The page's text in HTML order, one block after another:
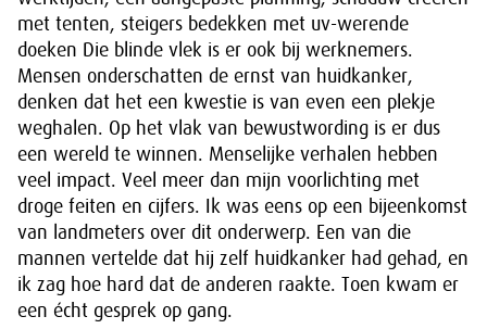
met tenten, steigers bedekken met uv-werende
doeken Die blinde vlek is er ook bij werknemers.
Mensen onderschatten de ernst van huidkanker,
denken dat het een kwestie is van even een plekje
weghalen. Op het vlak van bewustwording is er dus
een wereld te winnen. Menselijke verhalen hebben
veel impact. Veel meer dan mijn voorlichting met
droge feiten en cijfers. Ik was eens op een bijeenkomst
van landmeters over dit onderwerp. Een van die
mannen vertelde dat hij zelf huidkanker had gehad, en
ik zag hoe hard dat de anderen raakte. Toen kwam er
een écht gesprek op gang.